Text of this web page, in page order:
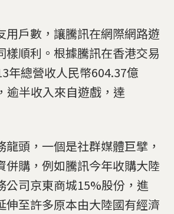
用戶數，讓騰訊在網際網路遊
樣順利。根據騰訊在香港交易
年總營收人民幣604.37億
逾半收入來自遊戲，達
頭，一個是社群媒體巨擘，
併購，例如騰訊今年收購大陸
公司京東商城15%股份，進
伸至許多原本由大陸國有經濟